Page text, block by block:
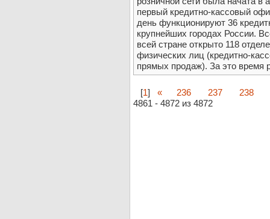
первый кредитно-кассовый
день функционируют 36
крупнейших городах России.
всей стране открыто 118
физических лиц (кредитно-
прямых продаж). За это время
[1] « 236 237
238
4861 - 4872 из 4872